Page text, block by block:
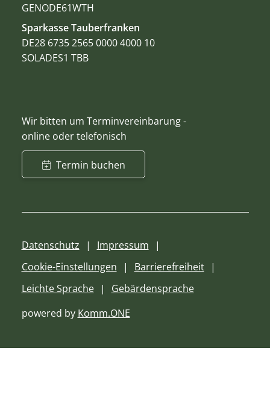
GENODE61WTH
Sparkasse Tauberfranken
DE28 6735 2565 0000 4000 10
SOLADES1 TBB
Wir bitten um Terminvereinbarung -
online oder telefonisch
Termin buchen
Datenschutz
Impressum
Cookie-Einstellungen
Barrierefreiheit
Leichte Sprache
Gebärdensprache
powered by Komm.ONE